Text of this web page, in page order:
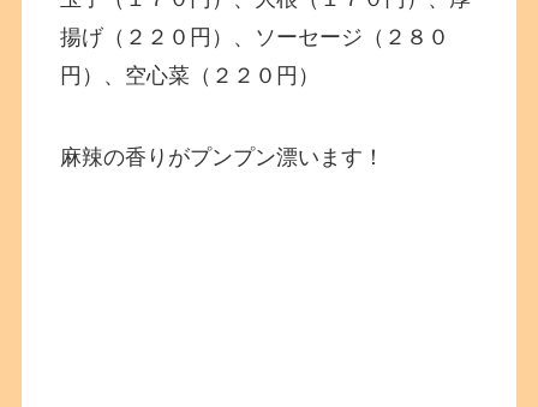
揚げ（２２０円）、ソーセージ（２８０
円）、空心菜（２２０円）
麻辣の香りがプンプン漂います！